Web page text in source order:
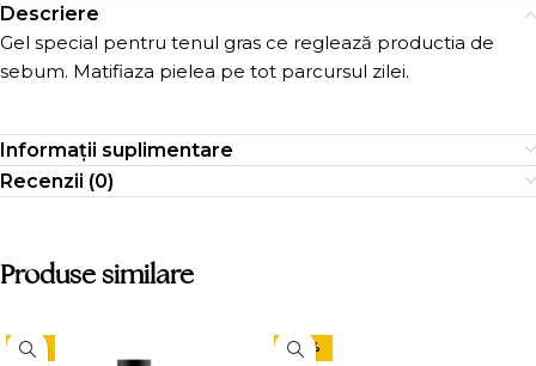
Descriere
Gel special pentru tenul gras ce reglează productia de
sebum. Matifiaza pielea pe tot parcursul zilei.
Informații suplimentare
Recenzii (0)
Produse similare
-9% -20%